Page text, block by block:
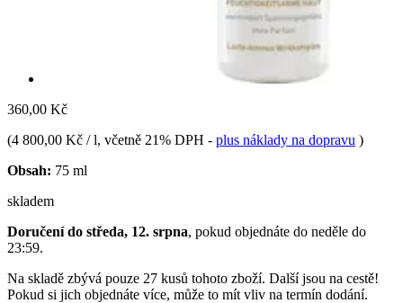
360,00 Kč
(4 800,00 Kč / l, včetně 21% DPH - plus náklady na dopravu )
Obsah: 75 ml
skladem
Doručení do středa, 12. srpna, pokud objednáte do neděle do
23:59.
Na skladě zbývá pouze 27 kusů tohoto zboží. Další jsou na cestě!
Pokud si jich objednáte více, může to mít vliv na termín dodání.